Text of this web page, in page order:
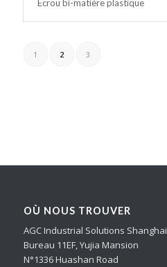
Ecrou bi-matière plastique
1 2 3
OÙ NOUS TROUVER
AGC Industrial Solutions Shanghai
Bureau 11EF, Yujia Mansion
N°1336 Huashan Road